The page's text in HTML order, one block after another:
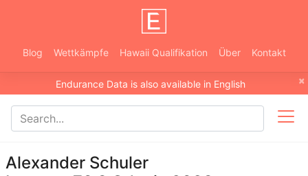
Blog Wettkämpfe Hawaii Qualifikation Über Kontakt
×
Endurance Data is also available in English
Alexander Schuler